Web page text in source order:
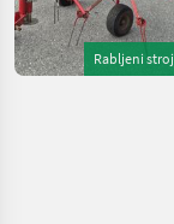
Rabljeni stroj